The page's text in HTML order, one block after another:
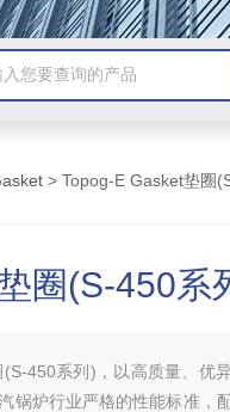
> Topog-E Gasket垫圈
圈(S-450系
450系列)，以高质量、优
锅炉行业严格的性能标准，